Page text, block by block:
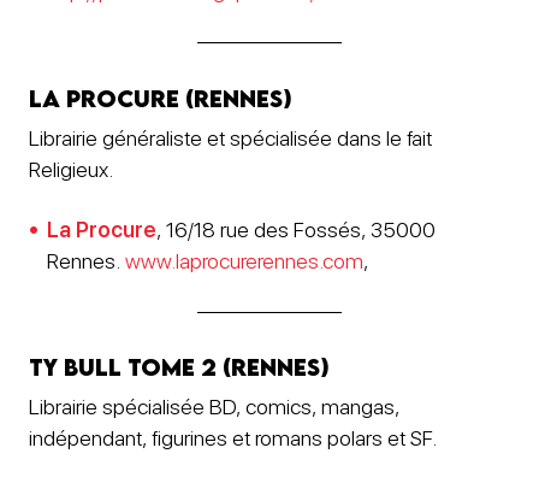
La Procure (Rennes)
Librairie généraliste et spécialisée dans le fait
Religieux.
La Procure, 16/18 rue des Fossés, 35000
Rennes. www.laprocurerennes.com,
Ty Bull Tome 2 (Rennes)
Librairie spécialisée BD, comics, mangas,
indépendant, figurines et romans polars et SF.